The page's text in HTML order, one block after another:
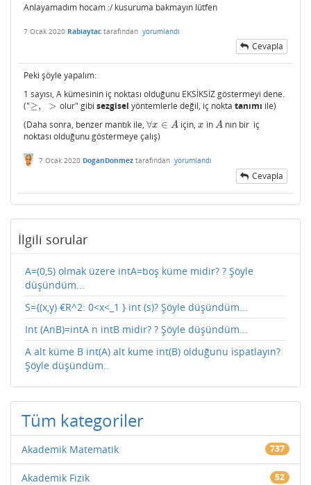
Anlayamadım hocam :/ kusuruma bakmayın lütfen
7 Ocak 2020 Rabiaytac tarafından yorumlandı
Cevapla
Peki şöyle yapalım:
1 sayısı, A kümesinin iç noktası olduğunu EKSİKSİZ göstermeyi dene.
("≥, >
≥,> olur" gibi sezgisel yöntemlerle değil, iç nokta tanımı ile)
(Daha sonra, benzer mantık ile, ∀x ∈ A
∀x∈A için, x
x in A
A nın bir iç
noktası olduğunu göstermeye çalış)
7 Ocak 2020 DoganDonmez tarafından yorumlandı
Cevapla
İlgili sorular
A=(0,5) olmak üzere intA=boş küme midir? ? Şöyle
düşündüm...
S={(x,y) €R^2: 0<x<_1 } int (s)? Şöyle düşündüm...
Int (AnB)=intA n intB midir? ? Şöyle düşündüm...
A alt küme B int(A) alt kume int(B) olduğunu ispatlayın?
Şöyle düşündüm..
Tüm kategoriler
Akademik Matematik 737
Akademik Fizik 52